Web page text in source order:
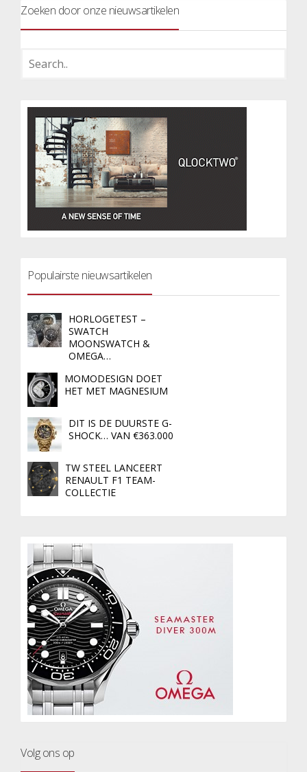
Zoeken door onze nieuwsartikelen
Populairste nieuwsartikelen
HORLOGETEST –
SWATCH
MOONSWATCH &
OMEGA…
MOMODESIGN DOET
HET MET MAGNESIUM
DIT IS DE DUURSTE G-
SHOCK… VAN €363.000
TW STEEL LANCEERT
RENAULT F1 TEAM-
COLLECTIE
Volg ons op